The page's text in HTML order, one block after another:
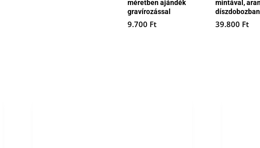
méretben ajándék
gravírozással
9.700 Ft
mintával,
díszdobozban
39.800 Ft